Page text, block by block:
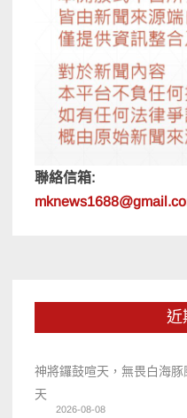
聯絡信箱:
近
神將鑼鼓喧天，無畏白海
天
2026-08-08